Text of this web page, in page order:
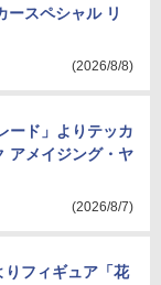
ス
ブ キューズQ
ースペシャル リ
(2026/8/8)
ード」よりテッカ
アメイジング・ヤ
(2026/8/7)
りフィギュア「花